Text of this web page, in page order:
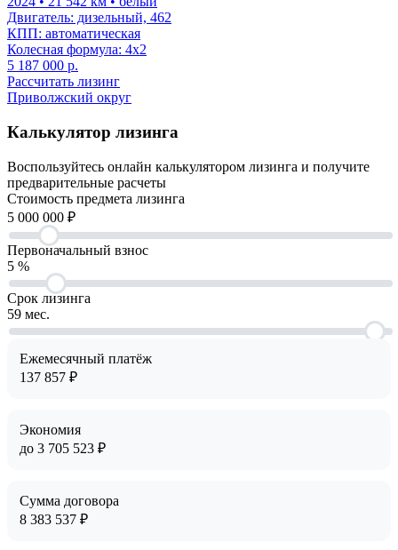
Двигатель: дизельный, 462
КПП: автоматическая
Колесная формула: 4x2
5 187 000 р.
Рассчитать лизинг
Приволжский округ
Калькулятор лизинга
Воспользуйтесь онлайн калькулятором лизинга и получите
предварительные расчеты
Cтоимость предмета лизинга
5 000 000 ₽
Первоначальный взнос
5 %
Срок лизинга
59 мес.
Ежемесячный платёж
137 857 ₽
Экономия
до 3 705 523 ₽
Сумма договора
8 383 537 ₽